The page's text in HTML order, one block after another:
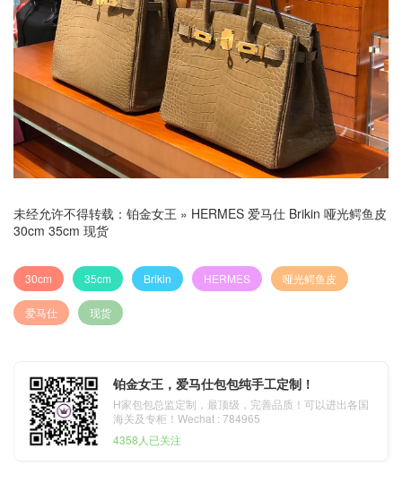
未经允许不得转载： 铂金女王 » HERMES 爱马仕 Brikin 哑光鳄鱼皮
30cm 35cm 现货
30cm 35cm Brikin HERMES 哑光鳄鱼皮
爱马仕 现货
铂金女王，爱马仕包包纯手工定制！
H家包包总监定制，最顶级，完善品质！可以进出各国
海关及专柜！Wechat : 784965
4358人已关注